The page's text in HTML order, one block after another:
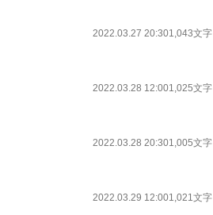
2022.03.27 20:301,043文字
2022.03.28 12:001,025文字
2022.03.28 20:301,005文字
2022.03.29 12:001,021文字